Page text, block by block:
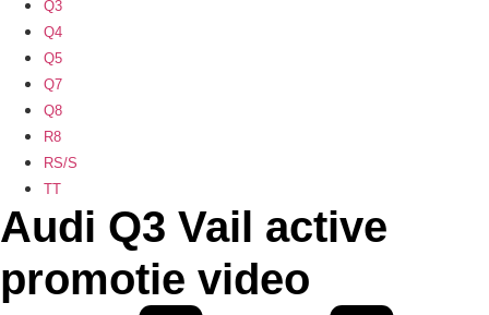
Q3
Q4
Q5
Q7
Q8
R8
RS/S
TT
Audi Q3 Vail active
promotie video